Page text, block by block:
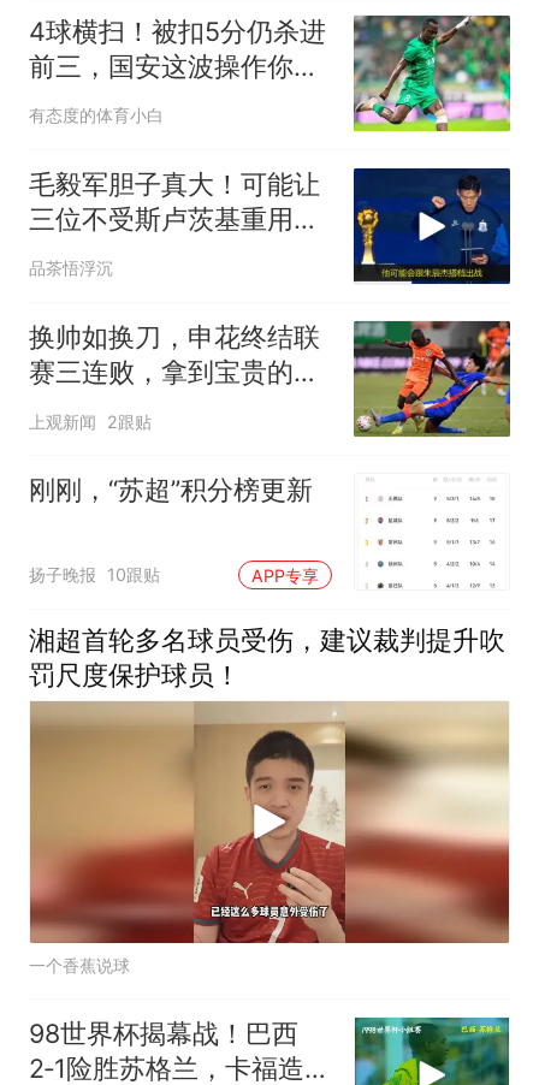
4球横扫！被扣5分仍杀进
前三，国安这波操作你敢
信？
有态度的体育小白
毛毅军胆子真大！可能让
三位不受斯卢茨基重用的
球员，本轮出战
品茶悟浮沉
换帅如换刀，申花终结联
赛三连败，拿到宝贵的续
命3分
上观新闻 2跟贴
刚刚，“苏超”积分榜更新
扬子晚报 10跟贴 APP专享
湘超首轮多名球员受伤，建议裁判提升吹
罚尺度保护球员！
一个香蕉说球
98世界杯揭幕战！巴西
2‑1险胜苏格兰，卡福造乌